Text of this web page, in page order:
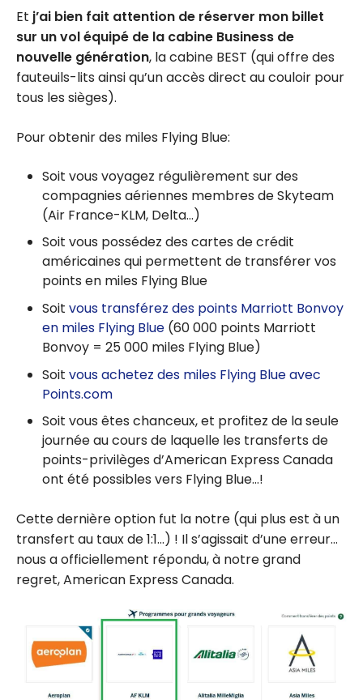
Et j’ai bien fait attention de réserver mon billet
sur un vol équipé de la cabine Business de
nouvelle génération, la cabine BEST (qui offre des
fauteuils-lits ainsi qu’un accès direct au couloir pour
tous les sièges).
Pour obtenir des miles Flying Blue:
Soit vous voyagez régulièrement sur des
compagnies aériennes membres de Skyteam
(Air France-KLM, Delta…)
Soit vous possédez des cartes de crédit
américaines qui permettent de transférer vos
points en miles Flying Blue
Soit vous transférez des points Marriott Bonvoy
en miles Flying Blue (60 000 points Marriott
Bonvoy = 25 000 miles Flying Blue)
Soit vous achetez des miles Flying Blue avec
Points.com
Soit vous êtes chanceux, et profitez de la seule
journée au cours de laquelle les transferts de
points-privilèges d’American Express Canada
ont été possibles vers Flying Blue…!
Cette dernière option fut la notre (qui plus est à un
transfert au taux de 1:1…) ! Il s’agissait d’une erreur…
nous a officiellement répondu, à notre grand
regret, American Express Canada.